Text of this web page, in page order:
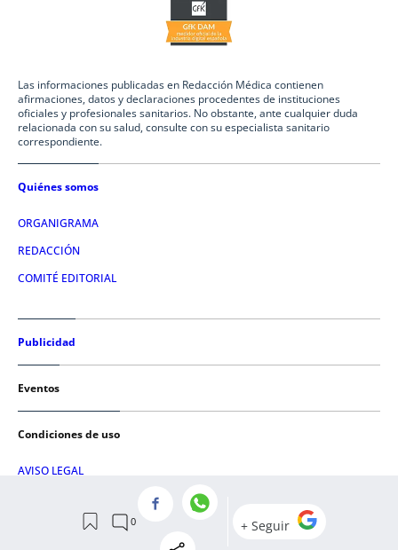
Las informaciones publicadas en Redacción Médica contienen
afirmaciones, datos y declaraciones procedentes de instituciones
oficiales y profesionales sanitarios. No obstante, ante cualquier duda
relacionada con su salud, consulte con su especialista sanitario
correspondiente.
Quiénes somos
ORGANIGRAMA
REDACCIÓN
COMITÉ EDITORIAL
Publicidad
Eventos
Condiciones de uso
AVISO LEGAL
POLÍTICA DE COOKIES